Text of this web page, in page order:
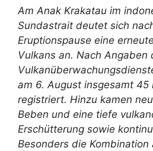
Am Anak Krakatau im
Sundastrait deutet sich
Eruptionspause eine
Vulkans an. Nach Angaben
am 6. August insgesamt 45
registriert. Hinzu kamen
Beben und eine tiefe
Erschütterung sowie
Besonders die